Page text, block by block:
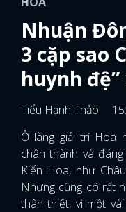
Nhuận
3 cặp sao
huynh
Tiểu Hạnh Thảo
Ở làng giải trí Hoa
chân thành và
Kiến Hoa, như
Nhưng cũng có rất
thân thiết, vì một